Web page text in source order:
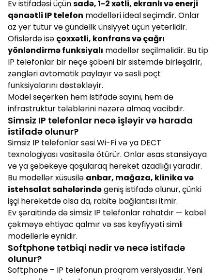
Ev istifadəsi üçünsadə, 1-2 xətli, ekranlı və enerji
qənaətli IP telefon modelləri ideal seçimdir. Onlar
az yer tutur və gündəlik ünsiyyət üçün yetərlidir.
Ofislərdə isə çoxxətli, konfrans və çağrı
yönləndirmə funksiyalı modellər seçilməlidir. Bu tip
IP telefonlar bir neçə şöbəni bir sistemdə birləşdirir,
zəngləri avtomatik paylayır və səsli poçt
funksiyalarını dəstəkləyir.
Model seçərkən həm istifadə sayını, həm də
infrastruktur tələblərini nəzərə almaq vacibdir.
Simsiz IP telefonlar necə işləyir və harada
istifadə olunur?
Simsiz IP telefonlar səsi Wi-Fi və ya DECT
texnologiyası vasitəsilə ötürür. Onlar əsas stansiyaya
və ya şəbəkəyə qoşularaq hərəkət azadlığı yaradır.
Bu modellər xüsusilə anbar, mağaza, klinika və
istehsalat sahələrindəgeniş istifadə olunur, çünki
işçi hərəkətdə olsa da, rabitə bağlantısı itmir.
Ev şəraitində də simsiz IP telefonlar rahatdır — kabel
çəkməyə ehtiyac qalmır və səs keyfiyyəti simli
modellərlə eynidir.
Softphone tətbiqi nədir və necə istifadə
olunur?
Softphone – IP telefonun proqram versiyasıdır. Yəni